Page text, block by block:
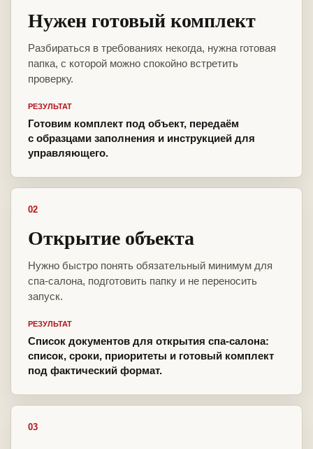
Нужен готовый комплект
Разбираться в требованиях некогда, нужна готовая
папка, с которой можно спокойно встретить
проверку.
РЕЗУЛЬТАТ
Готовим комплект под объект, передаём
с образцами заполнения и инструкцией для
управляющего.
02
Открытие объекта
Нужно быстро понять обязательный минимум для
спа-салона, подготовить папку и не переносить
запуск.
РЕЗУЛЬТАТ
Список документов для открытия спа-салона:
список, сроки, приоритеты и готовый комплект
под фактический формат.
03